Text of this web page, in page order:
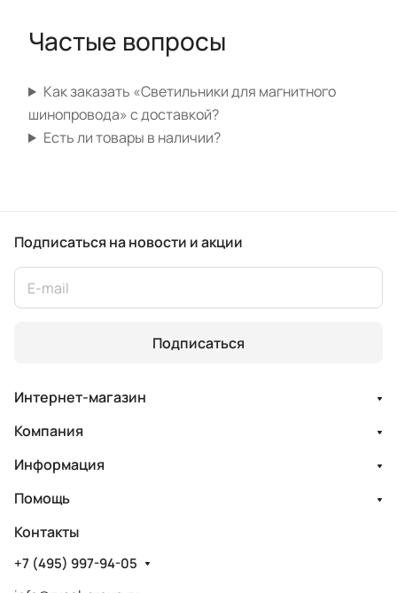
Частые вопросы
Как заказать «Светильники для магнитного
шинопровода» с доставкой?
Есть ли товары в наличии?
Подписаться на новости и акции
Подписаться
Интернет-магазин
Компания
Информация
Помощь
Контакты
+7 (495) 997-94-05